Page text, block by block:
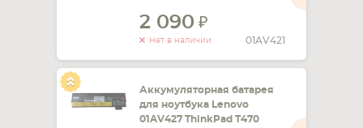
2 090
Нет в наличии 01AV421
Аккумуляторная батарея
для ноутбука Lenovo
01AV427 ThinkPad T470